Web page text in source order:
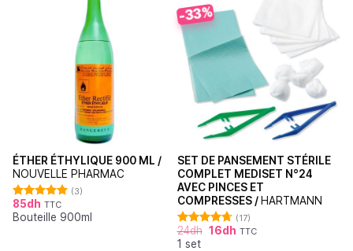
ÉTHER ÉTHYLIQUE 900 ML /
NOUVELLE PHARMAC
Note5.00
sur 5
(3)
85dh TTC
Bouteille 900ml
-33%
SET DE PANSEMENT STÉRILE
COMPLET MEDISET N°24
AVEC PINCES ET
COMPRESSES /HARTMANN
Note 4.71
sur 5
(17)
24dh 16dh TTC
1 set